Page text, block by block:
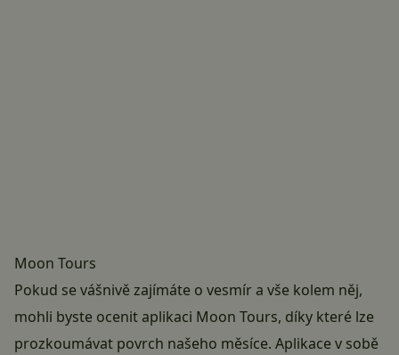
Moon Tours
Pokud se vášnivě zajímáte o vesmír a vše kolem něj,
mohli byste ocenit aplikaci Moon Tours, díky které lze
prozkoumávat povrch našeho měsíce. Aplikace v sobě